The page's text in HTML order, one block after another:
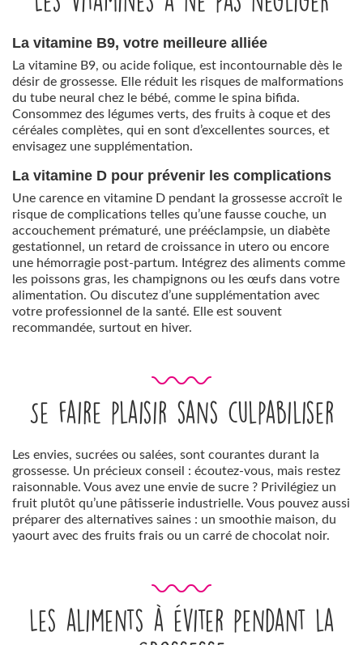
La vitamine B9, votre meilleure alliée
La vitamine B9, ou acide folique, est incontournable dès le
désir de grossesse. Elle réduit les risques de malformations
du tube neural chez le bébé, comme le spina bifida.
Consommez des légumes verts, des fruits à coque et des
céréales complètes, qui en sont d’excellentes sources, et
envisagez une supplémentation.
La vitamine D pour prévenir les complications
Une carence en vitamine D pendant la grossesse accroît le
risque de complications telles qu’une fausse couche, un
accouchement prématuré, une prééclampsie, un diabète
gestationnel, un retard de croissance in utero ou encore
une hémorragie post-partum. Intégrez des aliments comme
les poissons gras, les champignons ou les œufs dans votre
alimentation. Ou discutez d’une supplémentation avec
votre professionnel de la santé. Elle est souvent
recommandée, surtout en hiver.
Se faire plaisir sans culpabiliser
Les envies, sucrées ou salées, sont courantes durant la
grossesse. Un précieux conseil : écoutez-vous, mais restez
raisonnable. Vous avez une envie de sucre ? Privilégiez un
fruit plutôt qu’une pâtisserie industrielle. Vous pouvez aussi
préparer des alternatives saines : un smoothie maison, du
yaourt avec des fruits frais ou un carré de chocolat noir.
Les aliments à éviter pendant la